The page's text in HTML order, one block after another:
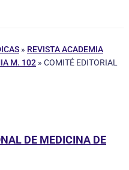
» REVISTA ACADEMIA
M. 102 » COMITÉ EDITORIAL
DE MEDICINA DE